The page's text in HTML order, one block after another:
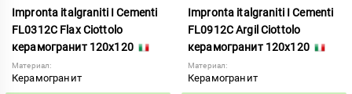
Impronta italgraniti I Cementi
FL0312C Flax Ciottolo
керамогранит 120x120
Материал:
Керамогранит
Impronta italgraniti I Cementi
FL0912C Argil Ciottolo
керамогранит 120x120
Материал:
Керамогранит